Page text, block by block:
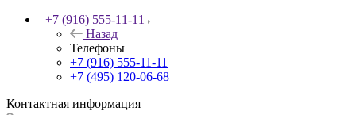
+7 (916) 555-11-11
Назад
Телефоны
+7 (916) 555-11-11
+7 (495) 120-06-68
Контактная информация